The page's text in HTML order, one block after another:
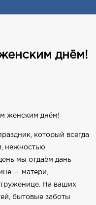
днём!
женским днём!
который всегда
нежностью
мы отдаём дань
— матери,
труженице. На ваших
бытовые заботы